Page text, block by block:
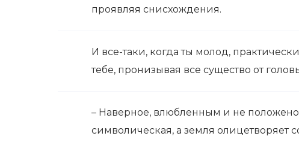
проявляя снисхождения.
И все-таки, когда ты молод,
тебе, пронизывая все существо от
– Наверное, влюбленным и не положено
символическая, а земля олицетворяет